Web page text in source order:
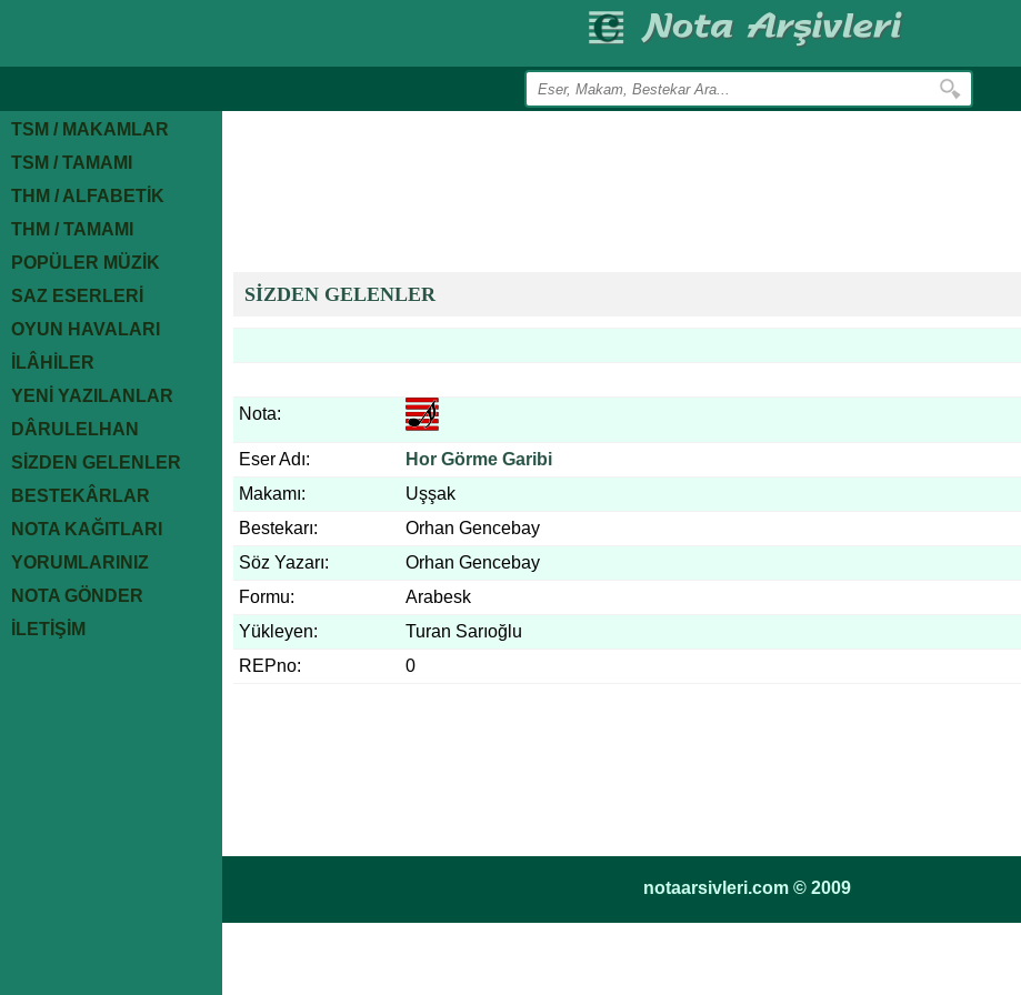
TSM / MAKAMLAR
TSM / TAMAMI
THM / ALFABETİK
THM / TAMAMI
POPÜLER MÜZİK
SAZ ESERLERİ
OYUN HAVALARI
İLÂHİLER
YENİ YAZILANLAR
DÂRULELHAN
SİZDEN GELENLER
BESTEKÂRLAR
NOTA KAĞITLARI
YORUMLARINIZ
NOTA GÖNDER
İLETİŞİM
SİZDEN GELENLER
Nota:
Eser Adı:
Hor Görme Garibi
Makamı:
Uşşak
Bestekarı:
Orhan Gencebay
Söz Yazarı:
Orhan Gencebay
Formu:
Arabesk
Yükleyen:
Turan Sarıoğlu
REPno:
0
notaarsivleri.com © 2009